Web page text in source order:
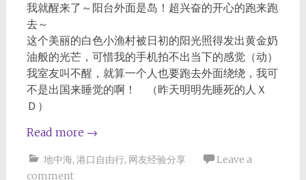
我就醒来了～阳台外面是岛！超兴奋的开心的跑来跑
去～
这个美丽的白色小渔村被日初的阳光照得发出黄金奶
油般的光芒，可惜我的手机拍不出当下的感觉（动）
我室友叫不醒，就算一个人也要跑去外面绕绕，我可
不是出国来睡觉的啊！ （昨天明明先睡死的人Ｘ
Ｄ）
Read more →
地中海, 港口自由行, 网友经验分享
Leave a
comment